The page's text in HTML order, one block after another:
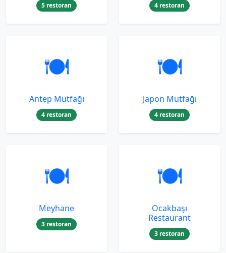
5 restoran 4 restoran
🍽️
Antep Mutfağı
4 restoran
🍽️
Japon Mutfağı
4 restoran
🍽️
Meyhane
3 restoran
🍽️
Ocakbaşı
Restaurant
3 restoran